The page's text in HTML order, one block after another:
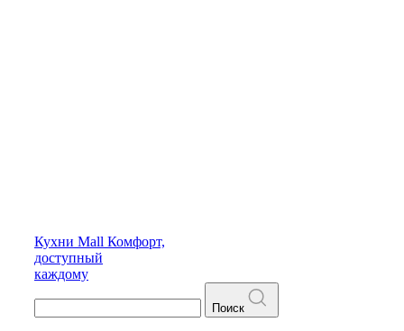
Кухни Mall Комфорт,
доступный
каждому
Поиск